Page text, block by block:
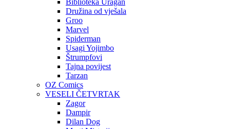
Biblioteka Uragan
Družina od vješala
Groo
Marvel
Spiderman
Usagi Yojimbo
Štrumpfovi
Tajna povijest
Tarzan
OZ Comics
VESELI ČETVRTAK
Zagor
Dampir
Dilan Dog